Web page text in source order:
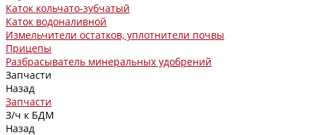
Каток кольчато-зубчатый
Каток водоналивной
Измельчители остатков, уплотнители почвы
Прицепы
Разбрасыватель минеральных удобрений
Запчасти
Назад
Запчасти
З/ч к БДМ
Назад